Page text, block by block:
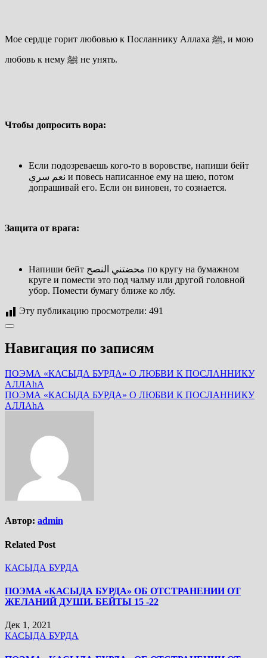
Мое сердце горит любовью к Посланнику Аллаха ﷺ, и мою
любовь к нему ﷺ не унять.
Чтобы допросить вора:
Если подозреваешь кого-то в воровстве, напиши бейт
نعم سري и повесь написанное ему на шею, потом
допрашивай его. Если он виновен, то сознается.
Защита от врага:
Напиши бейт محضتني النصح по кругу на бумажном
круге и помести это под чалму или другой головной
убор. Помести бумагу ближе ко лбу.
Эту публикацию просмотрели: 491
Навигация по записям
ПОЭМА «КАСЫДА БУРДА» О ЛЮБВИ К ПОСЛАННИКУ
АЛЛАhА
ПОЭМА «КАСЫДА БУРДА» О ЛЮБВИ К ПОСЛАННИКУ
АЛЛАhА
Автор: admin
Related Post
КАСЫДА БУРДА
ПОЭМА «КАСЫДА БУРДА» ОБ ОТСТРАНЕНИИ ОТ
ЖЕЛАНИЙ ДУШИ. БЕЙТЫ 15 -22
Дек 1, 2021
КАСЫДА БУРДА